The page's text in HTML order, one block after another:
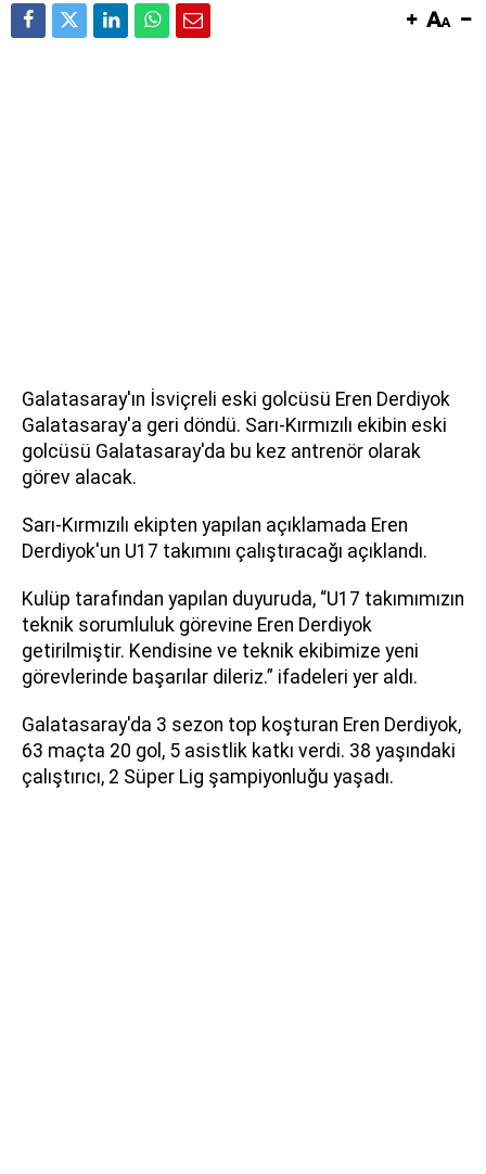
Galatasaray'ın İsviçreli eski golcüsü Eren Derdiyok
Galatasaray'a geri döndü. Sarı-Kırmızılı ekibin eski
golcüsü Galatasaray'da bu kez antrenör olarak
görev alacak.
Sarı-Kırmızılı ekipten yapılan açıklamada Eren
Derdiyok'un U17 takımını çalıştıracağı açıklandı.
Kulüp tarafından yapılan duyuruda, “U17 takımımızın
teknik sorumluluk görevine Eren Derdiyok
getirilmiştir. Kendisine ve teknik ekibimize yeni
görevlerinde başarılar dileriz.” ifadeleri yer aldı.
Galatasaray'da 3 sezon top koşturan Eren Derdiyok,
63 maçta 20 gol, 5 asistlik katkı verdi. 38 yaşındaki
çalıştırıcı, 2 Süper Lig şampiyonluğu yaşadı.